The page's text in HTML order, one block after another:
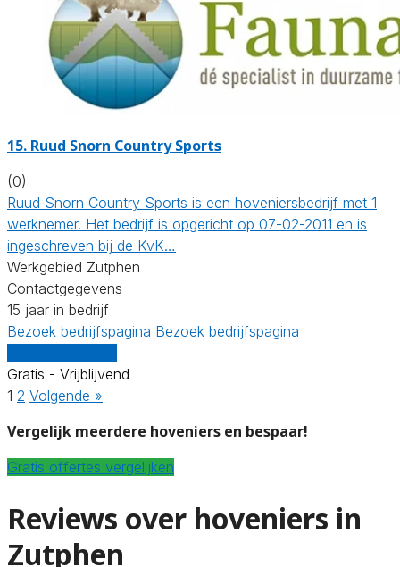
15. Ruud Snorn Country Sports
(0)
Ruud Snorn Country Sports is een hoveniersbedrijf met 1
werknemer. Het bedrijf is opgericht op 07-02-2011 en is
ingeschreven bij de KvK…
Werkgebied Zutphen
Contactgegevens
15 jaar in bedrijf
Bezoek bedrijfspagina Bezoek bedrijfspagina
Gratis - Vrijblijvend
1 2 Volgende »
Vergelijk meerdere hoveniers en bespaar!
Gratis offertes vergelijken
Reviews over hoveniers in
Zutphen